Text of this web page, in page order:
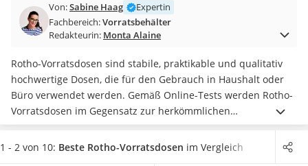
Spülmaschinentabs
Akku-Staubsauger
AEG-Waschmaschine
Saug-Wisch-Roboter
Handstaubsauger
Milchaufschäumer
Kondenstrockner
Reiskocher
Von:Sabine Haag
Expertin
Fachbereich:Vorratsbehälter
Redakteurin: Monta Alaine
Rotho-Vorratsdosen sind stabile, praktikable und qualitativ
hochwertige Dosen, die für den Gebrauch in Haushalt oder
Büro verwendet werden. Gemäß Online-Tests werden Rotho-
Vorratsdosen im Gegensatz zur herkömmlichen
Aufbewahrungsboxprimär für dieLagerung und den
Transport von Lebensmittelneingesetzt. Einige Produkte
1 - 2 von 10: Beste Rotho-Vorratsdosen im Vergleich